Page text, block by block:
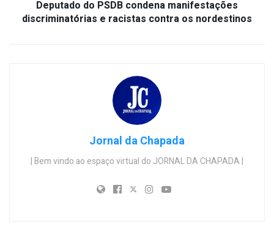
Deputado do PSDB condena manifestações
discriminatórias e racistas contra os nordestinos
Jornal da Chapada
| Bem vindo ao espaço virtual do JORNAL DA CHAPADA |